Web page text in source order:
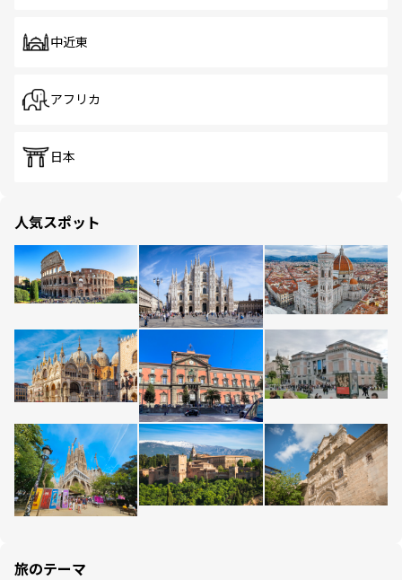
中近東
アフリカ
日本
人気スポット
旅のテーマ